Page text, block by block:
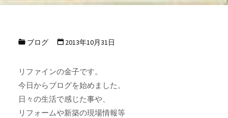
ブログ 2013年10月31日
リファインの金子です。
今日からブログを始めました。
日々の生活で感じた事や、
リフォームや新築の現場情報等